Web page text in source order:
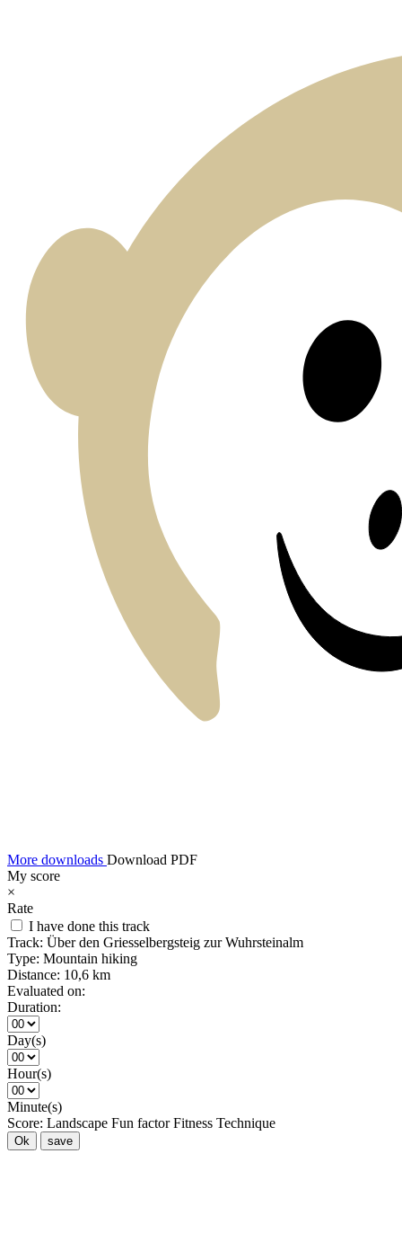
More downloads Download PDF
My score
×
Rate
I have done this track
Track: Über den Griesselbergsteig zur Wuhrsteinalm
Type: Mountain hiking
Distance: 10,6 km
Evaluated on:
Duration:
Day(s)
Hour(s)
Minute(s)
Score: Landscape Fun factor Fitness Technique
Ok save